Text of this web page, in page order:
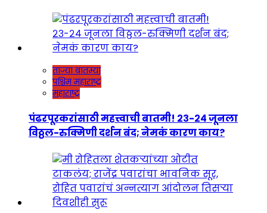
ताज्या बातम्या
पश्चिम महाराष्ट्र
महाराष्ट्र
पंढरपूरकरांसाठी महत्त्वाची बातमी! २३-२४ जूनला
विठ्ठल-रुक्मिणी दर्शन बंद; नेमकं कारण काय?